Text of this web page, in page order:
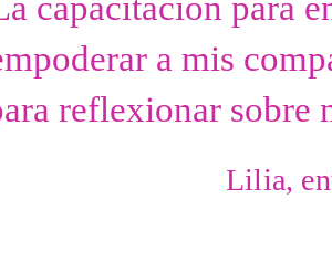
a mis
reflexionar sobre
Lilia,